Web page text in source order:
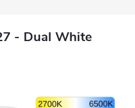
- Dual White